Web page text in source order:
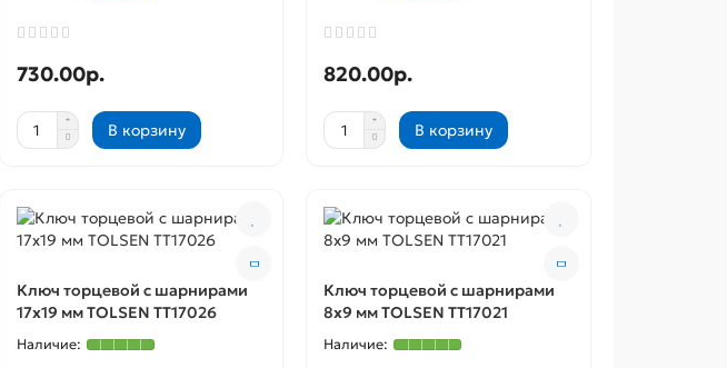
730.00р.
В корзину
820.00р.
В корзину
Ключ торцевой с шарнирами
17x19 мм TOLSEN TT17026
Ключ торцевой с шарнирами
8x9 мм TOLSEN TT17021